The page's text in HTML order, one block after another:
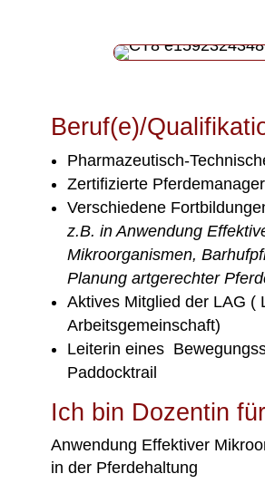
Beruf(e)/
Pharmazeutisch-
Zertifizierte
Verschiedene
z.B. in Anwendung
Mikroorganismen,
Planung artgerechter
Aktives Mitglied der LAG (
Arbeitsgemeinschaft)
Leiterin eines
Paddocktrail
Ich bin Dozentin
Anwendung Effektiver
in der Pferdehaltung